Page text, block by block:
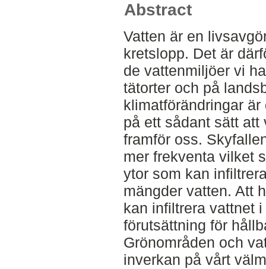
Abstract
Vatten är en
kretslopp. Det är
de vattenmiljöer vi
tätorter och på
klimatförändringar
på ett sådant sätt att
framför oss.
mer frekventa vilket
ytor som kan
mängder vatten. Att
kan infiltrera vattnet
förutsättning för
Grönområden och
inverkan på vårt